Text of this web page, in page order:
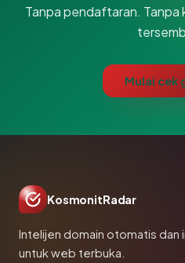
Tanpa pendaftaran.
Mulai cek
KosmonitRadar
Intelijen domain otomatis dan
untuk web terbuka.